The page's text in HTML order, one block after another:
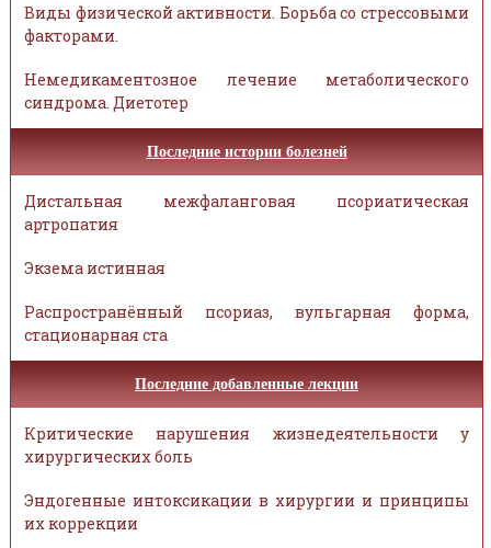
Виды физической активности. Борьба со стрессовыми
факторами.
Немедикаментозное лечение метаболического
синдрома. Диетотер
Последние истории болезней
Дистальная межфаланговая псориатическая
артропатия
Экзема истинная
Распространённый псориаз, вульгарная форма,
стационарная ста
Последние добавленные лекции
Критические нарушения жизнедеятельности у
хирургических боль
Эндогенные интоксикации в хирургии и принципы
их коррекции